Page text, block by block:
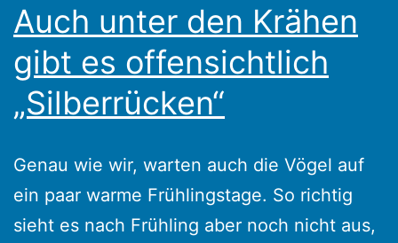
Auch unter den Krähen
gibt es offensichtlich
„Silberrücken“
Genau wie wir, warten auch die Vögel auf
ein paar warme Frühlingstage. So richtig
sieht es nach Frühling aber noch nicht aus,